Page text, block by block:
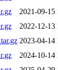
2021-09-15
2022-12-13
2023-04-14
2024-10-14